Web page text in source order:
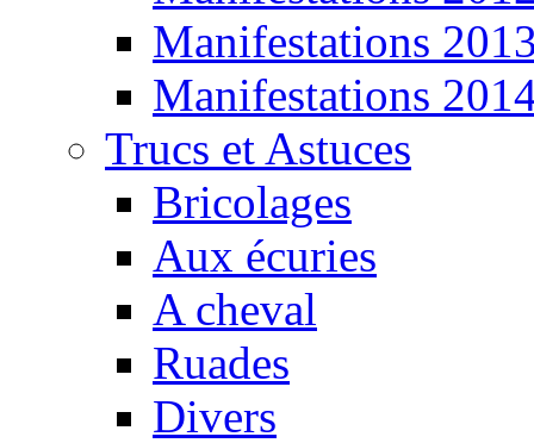
Manifestations
Manifestations
Trucs et Astuces
Bricolages
Aux écuries
A cheval
Ruades
Divers